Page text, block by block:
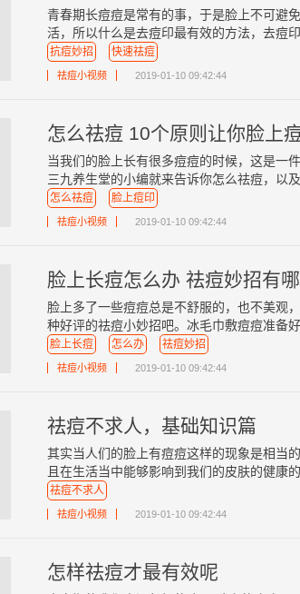
青春期长痘痘是常有的事，于是脸上不可避
活，所以什么是去痘印最有效的方法，去痘
抗痘妙招 快速祛痘
祛痘小视频 2019-01-10 09:42:44
怎么祛痘 10个原则让你脸上
当我们的脸上长有很多痘痘的时候，这是一
三九养生堂的小编就来告诉你怎么祛痘，以
怎么祛痘 脸上痘印
祛痘小视频 2019-01-10 09:42:44
脸上长痘怎么办 祛痘妙招有
脸上多了一些痘痘总是不舒服的，也不美观
种好评的祛痘小妙招吧。冰毛巾敷痘痘准备
脸上长痘 怎么办 祛痘妙招
祛痘小视频 2019-01-10 09:42:44
祛痘不求人，基础知识篇
其实当人们的脸上有痘痘这样的现象是相当
且在生活当中能够影响到我们的皮肤的健康
祛痘不求人
祛痘小视频 2019-01-10 09:42:44
怎样祛痘才最有效呢